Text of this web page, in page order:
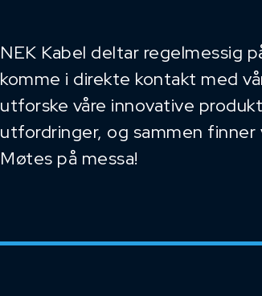
NEK Kabel deltar regelmessig
komme i direkte kontakt med
utforske våre innovative
utfordringer, og sammen
Møtes på messa!